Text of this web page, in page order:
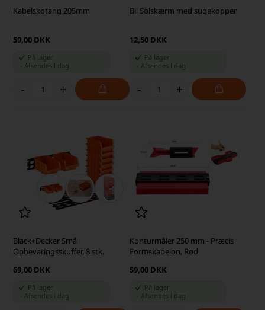
Kabelskotang 205mm
59,00 DKK
På lager
-Afsendes i dag
- +
Bil Solskærm med sugekopper
12,50 DKK
På lager
Afsendes i dag
- +
Black+Decker Små
Opbevaringsskuffer, 8 stk.
69,00 DKK
På lager
Afsendes i dag
Konturmåler 250 mm - Præcis
Formskabelon, Rød
59,00 DKK
På lager
Afsendes i dag